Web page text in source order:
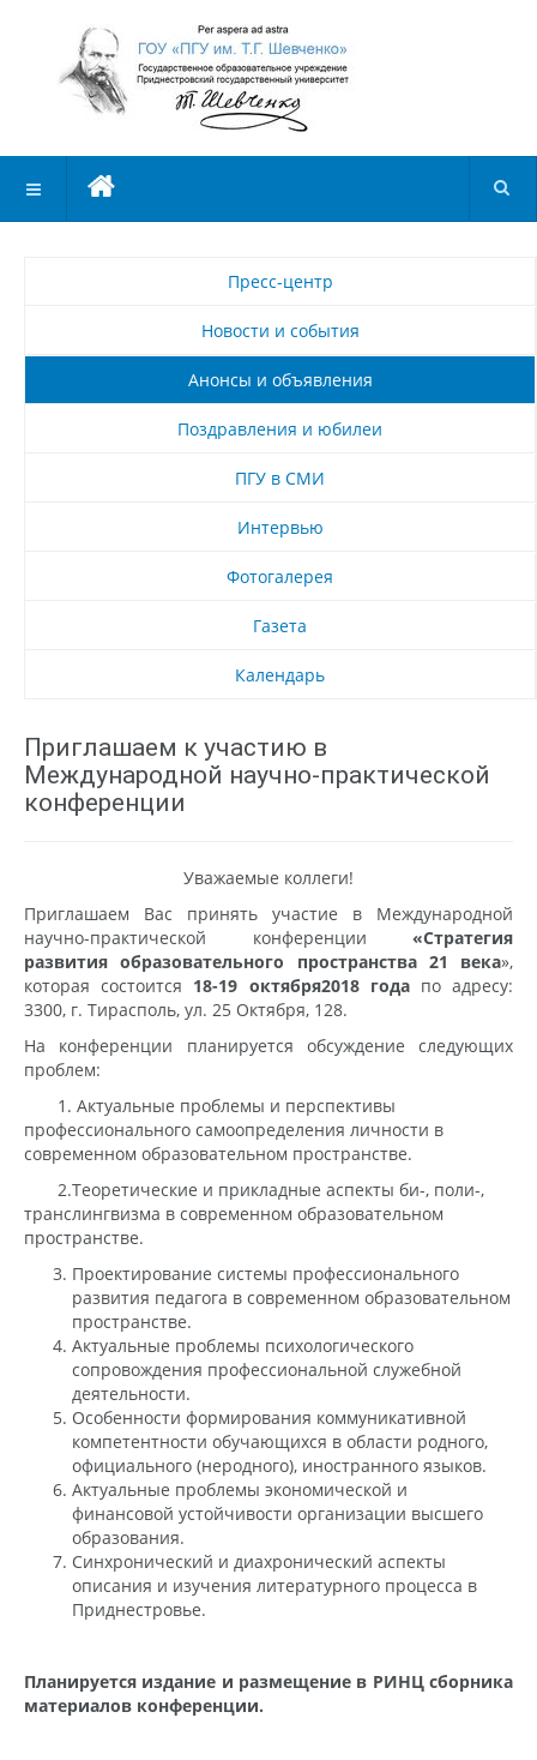
Пресс-центр
Новости и события
Анонсы и объявления
Поздравления и юбилеи
ПГУ в СМИ
Интервью
Фотогалерея
Газета
Календарь
Приглашаем к участию в
Международной научно-практической
конференции
Уважаемые коллеги!
Приглашаем Вас принять участие в Международной
научно-практической конференции «Стратегия
развития образовательного пространства 21 века»,
которая состоится 18-19 октября2018 годапо адресу:
3300, г. Тирасполь, ул. 25 Октября, 128.
На конференции планируется обсуждение следующих
проблем:
1. Актуальные проблемы и перспективы
профессионального самоопределения личности в
современном образовательном пространстве.
2.Теоретические и прикладные аспекты би-, поли-,
транслингвизма в современном образовательном
пространстве.
Проектирование системы профессионального
развития педагога в современном образовательном
пространстве.
Актуальные проблемы психологического
сопровождения профессиональной служебной
деятельности.
Особенности формирования коммуникативной
компетентности обучающихся в области родного,
официального (неродного), иностранного языков.
Актуальные проблемы экономической и
финансовой устойчивости организации высшего
образования.
Синхронический и диахронический аспекты
описания и изучения литературного процесса в
Приднестровье.
Планируется издание и размещение в РИНЦ сборника
материалов конференции.